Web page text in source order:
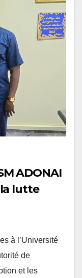
ADONAI
lutte
à l’Université
de
et les